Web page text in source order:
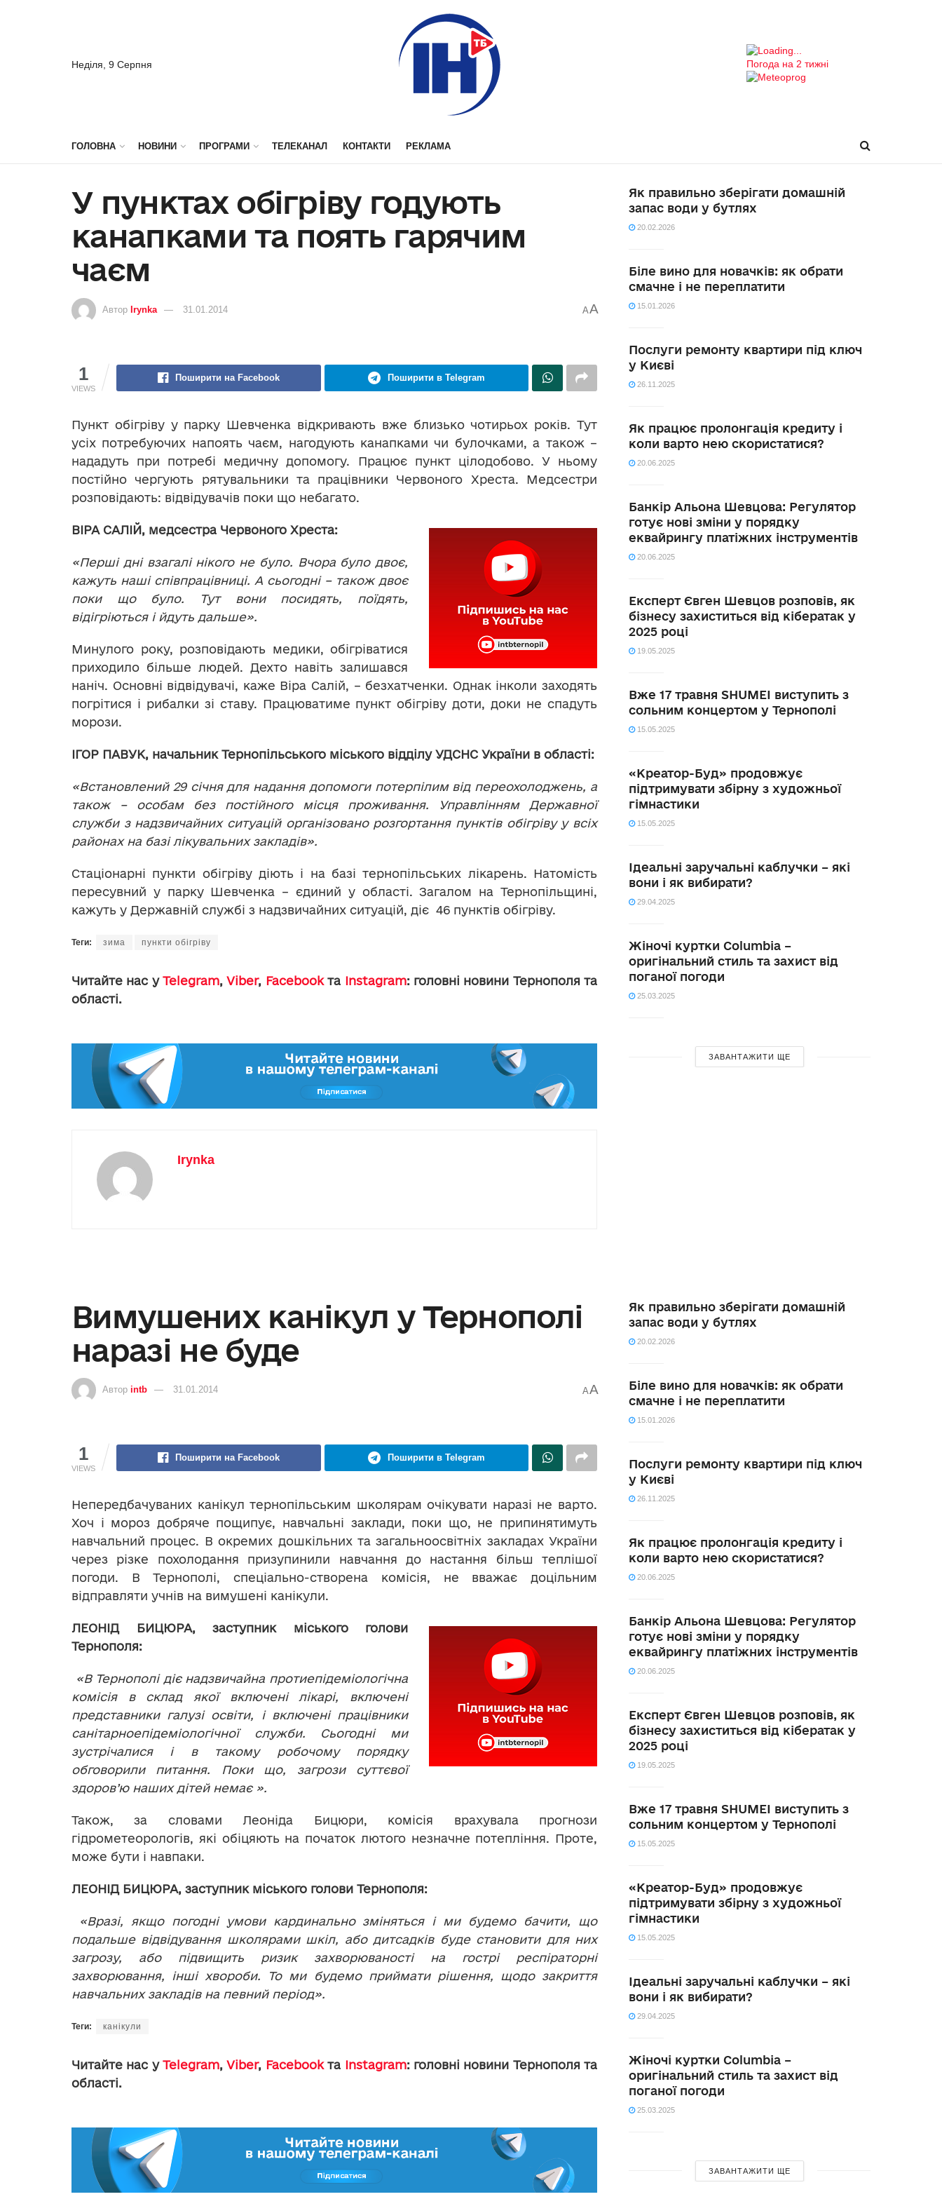
Неділя, 9 Серпня Погода на 2 тижні
ГОЛОВНА НОВИНИ ПРОГРАМИ ТЕЛЕКАНАЛ КОНТАКТИ РЕКЛАМА
У пунктах обігріву годують
канапками та поять гарячим
чаєм
Автор Irynka 31.01.2014 AA
1
VIEWS
Поширити на Facebook Поширити в Telegram
Пункт обігріву у парку Шевченка відкривають вже близько чотирьох років. Тут
усіх потребуючих напоять чаєм, нагодують канапками чи булочками, а також –
нададуть при потребі медичну допомогу. Працює пункт цілодобово. У ньому
постійно чергують рятувальники та працівники Червоного Хреста.
Медсестри
розповідають: відвідувачів поки що небагато.
ВІРА САЛІЙ, медсестра Червоного Хреста:
«Перші дні взагалі нікого не було. Вчора було двоє,
кажуть наші співпрацівниці. А сьогодні – також двоє
поки що було. Тут вони посидять, поїдять,
відігріються і йдуть дальше».
Минулого року, розповідають медики, обігріватися
приходило більше людей. Дехто навіть залишався
наніч. Основні відвідувачі, каже Віра Салій, – безхатченки. Однак інколи заходять
погрітися і рибалки зі ставу. Працюватиме пункт обігріву доти, доки не спадуть
морози.
ІГОР ПАВУК, начальник Тернопільського міського відділу УДСНС України в області:
«Встановлений 29 січня для надання допомоги потерпілим від переохолоджень, а
також – особам без постійного місця проживання. Управлінням Державної
служби з надзвичайних ситуацій організовано розгортання пунктів обігріву у всіх
районах на базі лікувальних закладів».
Стаціонарні пункти обігріву діють і на базі тернопільських лікарень. Натомість
пересувний у парку Шевченка – єдиний у області. Загалом на Тернопільщині,
кажуть у Державній службі з надзвичайних ситуацій, діє 46 пунктів обігріву.
Теги: зима пункти обігріву
Читайте нас уTelegram,Viber, Facebookта Instagram: головні новини Тернополя та
області.
Irynka
Як правильно зберігати домашній
запас води у бутлях
20.02.2026
Біле вино для новачків: як обрати
смачне і не переплатити
15.01.2026
Послуги ремонту квартири під ключ
у Києві
26.11.2025
Як працює пролонгація кредиту і
коли варто нею скористатися?
20.06.2025
Банкір Альона Шевцова: Регулятор
готує нові зміни у порядку
еквайрингу платіжних інструментів
20.06.2025
Експерт Євген Шевцов розповів, як
бізнесу захиститься від кібератак у
2025 році
19.05.2025
Вже 17 травня SHUMEI виступить з
сольним концертом у Тернополі
15.05.2025
«Креатор-Буд» продовжує
підтримувати збірну з художньої
гімнастики
15.05.2025
Ідеальні заручальні каблучки – які
вони і як вибирати?
29.04.2025
Жіночі куртки Columbia –
оригінальний стиль та захист від
поганої погоди
25.03.2025
ЗАВАНТАЖИТИ ЩЕ
Вимушених канікул у Тернополі
наразі не буде
Автор intb 31.01.2014 AA
1
VIEWS
Поширити на Facebook Поширити в Telegram
Непередбачуваних канікул тернопільським школярам очікувати наразі не варто.
Хоч
і мороз добряче пощипує, навчальні заклади, поки що, не припинятимуть
навчальний процес. В окремих дошкільних та загальноосвітніх закладах України
через різке похолодання призупинили навчання до настання більш теплішої
погоди. В Тернополі, спеціально-створена комісія, не вважає доцільним
відправляти учнів на вимушені канікули.
ЛЕОНІД БИЦЮРА, заступник міського голови
Тернополя:
«В Тернополі діє надзвичайна протиепідеміологічна
комісія в склад якої включені лікарі, включені
представники галузі освіти, і включені працівники
санітарноепідеміологічної служби. Сьогодні ми
зустрічалися і в такому робочому порядку
обговорили питання. Поки що, загрози суттєвої
здоров’ю наших дітей немає ».
Також, за словами Леоніда Бицюри, комісія врахувала прогнози
гідрометеорологів, які обіцяють на початок лютого незначне потепління. Проте,
може бути і навпаки.
ЛЕОНІД БИЦЮРА, заступник міського голови Тернополя:
«Вразі, якщо погодні умови кардинально зміняться і ми будемо бачити, що
подальше відвідування школярами шкіл, або дитсадків буде становити для них
загрозу, або підвищить ризик захворюваності на гострі респіраторні
захворювання, інші хвороби. То ми будемо приймати рішення, щодо закриття
навчальних закладів на певний період».
Теги: канікули
Читайте нас уTelegram,Viber, Facebookта Instagram: головні новини Тернополя та
області.
Як правильно зберігати домашній
запас води у бутлях
20.02.2026
Біле вино для новачків: як обрати
смачне і не переплатити
15.01.2026
Послуги ремонту квартири під ключ
у Києві
26.11.2025
Як працює пролонгація кредиту і
коли варто нею скористатися?
20.06.2025
Банкір Альона Шевцова: Регулятор
готує нові зміни у порядку
еквайрингу платіжних інструментів
20.06.2025
Експерт Євген Шевцов розповів, як
бізнесу захиститься від кібератак у
2025 році
19.05.2025
Вже 17 травня SHUMEI виступить з
сольним концертом у Тернополі
15.05.2025
«Креатор-Буд» продовжує
підтримувати збірну з художньої
гімнастики
15.05.2025
Ідеальні заручальні каблучки – які
вони і як вибирати?
29.04.2025
Жіночі куртки Columbia –
оригінальний стиль та захист від
поганої погоди
25.03.2025
ЗАВАНТАЖИТИ ЩЕ